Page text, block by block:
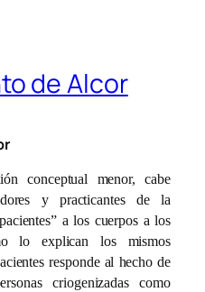
de Alcor
conceptual menor, cabe
y practicantes de la
a los cuerpos a los
lo explican los mismos
responde al hecho de
criogenizadas como